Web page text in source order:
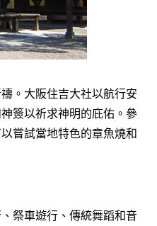
。大阪住吉大社以航行安
簽以祈求神明的庇佑。參
嘗試當地特色的章魚燒和
祭車遊行、傳統舞蹈和音